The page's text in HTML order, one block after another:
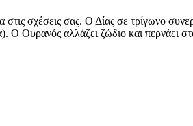
σχέσεις σας. Ο Δίας σε τρίγωνο
Ουρανός αλλάζει ζώδιο και περνάει